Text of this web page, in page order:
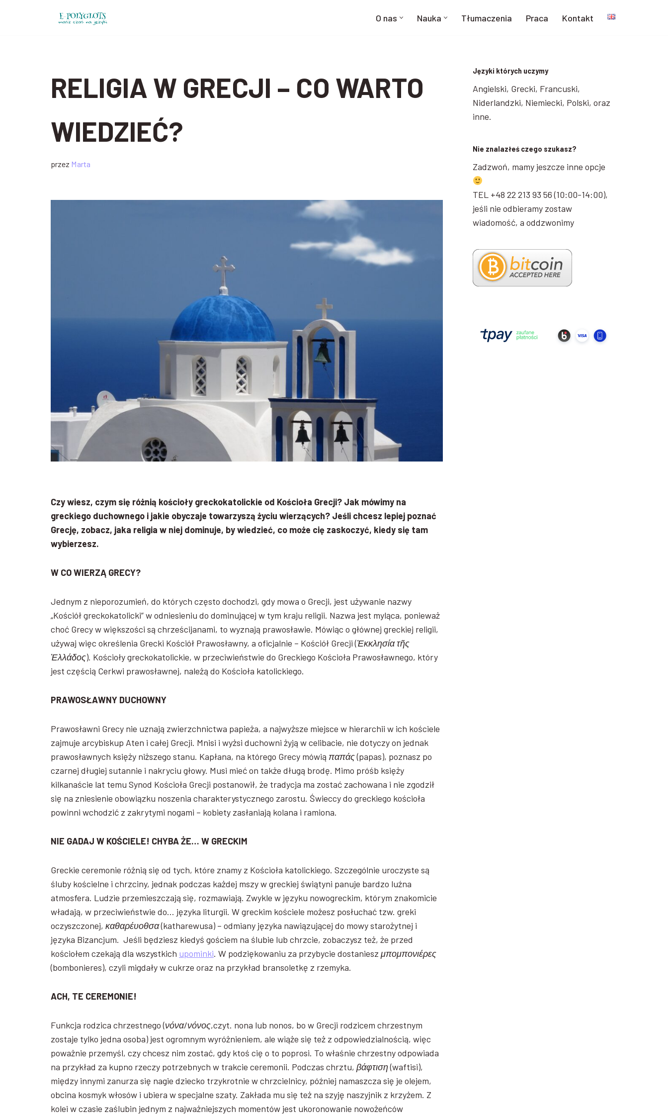
O nas Nauka Tłumaczenia Praca Kontakt
RELIGIA W GRECJI – CO WARTO
WIEDZIEĆ?
przez Marta
Czy wiesz, czym się różnią kościoły greckokatolickie od Kościoła Grecji? Jak mówimy na
greckiego duchownego i jakie obyczaje towarzyszą życiu wierzących? Jeśli chcesz lepiej poznać
Grecję, zobacz, jaka religia w niej dominuje, by wiedzieć, co może cię zaskoczyć, kiedy się tam
wybierzesz.
W CO WIERZĄ GRECY?
Jednym z nieporozumień, do których często dochodzi, gdy mowa o Grecji, jest używanie nazwy
„Kościół greckokatolicki” w odniesieniu do dominującej w tym kraju religii. Nazwa jest myląca, ponieważ
choć Grecy w większości są chrześcijanami, to wyznają prawosławie. Mówiąc o głównej greckiej religii,
używaj więc określenia Grecki Kościół Prawosławny, a oficjalnie – Kościół Grecji (Ἐκκλησία τῆς
Ἑλλάδος). Kościoły greckokatolickie, w przeciwieństwie do Greckiego Kościoła Prawosławnego, który
jest częścią Cerkwi prawosławnej, należą do Kościoła katolickiego.
PRAWOSŁAWNY DUCHOWNY
Prawosławni Grecy nie uznają zwierzchnictwa papieża, a najwyższe miejsce w hierarchii w ich kościele
zajmuje arcybiskup Aten i całej Grecji. Mnisi i wyżsi duchowni żyją w celibacie, nie dotyczy on jednak
prawosławnych księży niższego stanu. Kapłana, na którego Grecy mówią παπάς(papas), poznasz po
czarnej długiej sutannie i nakryciu głowy. Musi mieć on także długą brodę. Mimo próśb księży
kilkanaście lat temu Synod Kościoła Grecji postanowił, że tradycja ma zostać zachowana i nie zgodził
się na zniesienie obowiązku noszenia charakterystycznego zarostu. Świeccy do greckiego kościoła
powinni wchodzić z zakrytymi nogami – kobiety zasłaniają kolana i ramiona.
NIE GADAJ W KOŚCIELE! CHYBA ŻE… W GRECKIM
Greckie ceremonie różnią się od tych, które znamy z Kościoła katolickiego. Szczególnie uroczyste są
śluby kościelne i chrzciny, jednak podczas każdej mszy w greckiej świątyni panuje bardzo luźna
atmosfera. Ludzie przemieszczają się, rozmawiają. Zwykle w języku nowogreckim, którym znakomicie
władają, w przeciwieństwie do… języka liturgii. W greckim kościele możesz posłuchać tzw. greki
oczyszczonej, καθαρέυοθσα(katharewusa) – odmiany języka nawiązującej do mowy starożytnej i
języka Bizancjum. Jeśli będziesz kiedyś gościem na ślubie lub chrzcie, zobaczysz też, że przed
kościołem czekają dla wszystkich upominki. W podziękowaniu za przybycie dostaniesz μπομπονιέρες
(bombonieres), czyli migdały w cukrze oraz na przykład bransoletkę z rzemyka.
ACH, TE CEREMONIE!
Funkcja rodzica chrzestnego (νόνα/νόνος,czyt. nona lub nonos, bo w Grecji rodzicem chrzestnym
zostaje tylko jedna osoba) jest ogromnym wyróżnieniem, ale wiąże się też z odpowiedzialnością, więc
poważnie przemyśl, czy chcesz nim zostać, gdy ktoś cię o to poprosi. To właśnie chrzestny odpowiada
na przykład za kupno rzeczy potrzebnych w trakcie ceremonii. Podczas chrztu, βάφτιση(waftisi),
między innymi zanurza się nagie dziecko trzykrotnie w chrzcielnicy, później namaszcza się je olejem,
obcina kosmyk włosów i ubiera w specjalne szaty. Zakłada mu się też na szyję naszyjnik z krzyżem. Z
kolei w czasie zaślubin jednym z najważniejszych momentów jest ukoronowanie nowożeńców
Języki których uczymy
Angielski, Grecki, Francuski,
Niderlandzki, Niemiecki, Polski, oraz
inne.
Nie znalazłeś czego szukasz?
Zadzwoń, mamy jeszcze inne opcje
TEL +48 22 213 93 56 (10:00-14:00),
jeśli nie odbieramy zostaw
wiadomość, a oddzwonimy